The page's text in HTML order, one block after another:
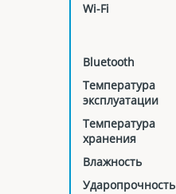
Wi-Fi
Bluetooth
Температура
эксплуатации
Температура
хранения
Влажность
Ударопрочность